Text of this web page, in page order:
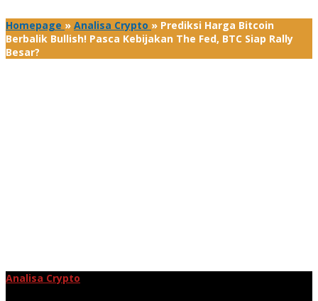
Homepage » Analisa Crypto » Prediksi Harga Bitcoin
Berbalik Bullish! Pasca Kebijakan The Fed, BTC Siap Rally
Besar?
Analisa Crypto